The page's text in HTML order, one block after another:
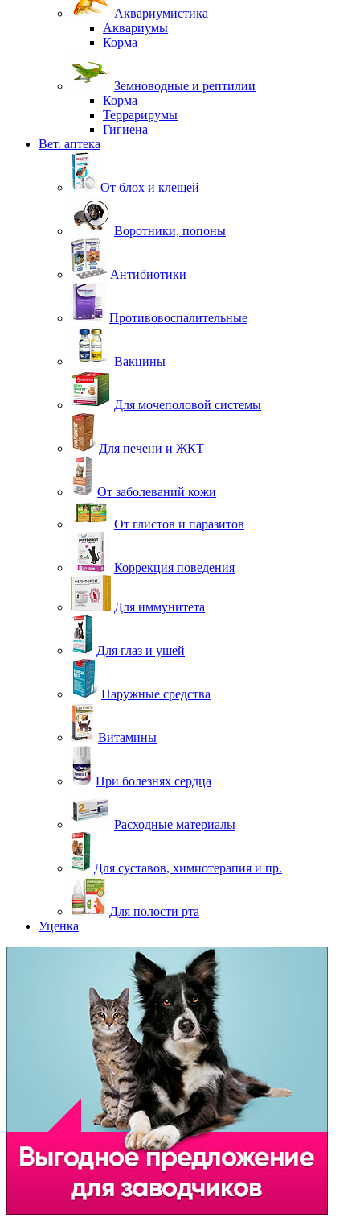
Аквариумистика
Аквариумы
Корма
Земноводные и рептилии
Корма
Террарирумы
Гигиена
Вет. аптека
От блох и клещей
Воротники, попоны
Антибиотики
Противовоспалительные
Вакцины
Для мочеполовой системы
Для печени и ЖКТ
От заболеваний кожи
От глистов и паразитов
Коррекция поведения
Для иммунитета
Для глаз и ушей
Наружные средства
Витамины
При болезнях сердца
Расходные материалы
Для суставов, химиотерапия и пр.
Для полости рта
Уценка